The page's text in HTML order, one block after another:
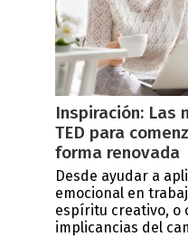
Inspiración: Las
TED para
forma renovada
Desde ayudar a
emocional en
espíritu creativo, o
implicancias del